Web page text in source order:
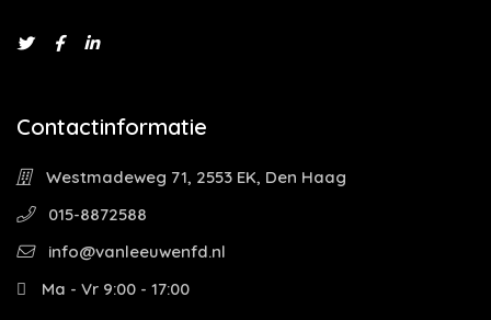
Contactinformatie
Westmadeweg 71, 2553 EK, Den Haag
015-8872588
info@vanleeuwenfd.nl
Ma - Vr 9:00 - 17:00